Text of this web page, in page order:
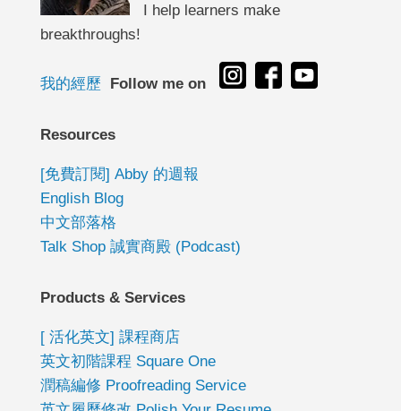
I help learners make
breakthroughs!
我的經歷 Follow me on
Resources
[免費訂閱] Abby 的週報
English Blog
中文部落格
Talk Shop 誠實商殿 (Podcast)
Products & Services
[ 活化英文] 課程商店
英文初階課程 Square One
潤稿編修 Proofreading Service